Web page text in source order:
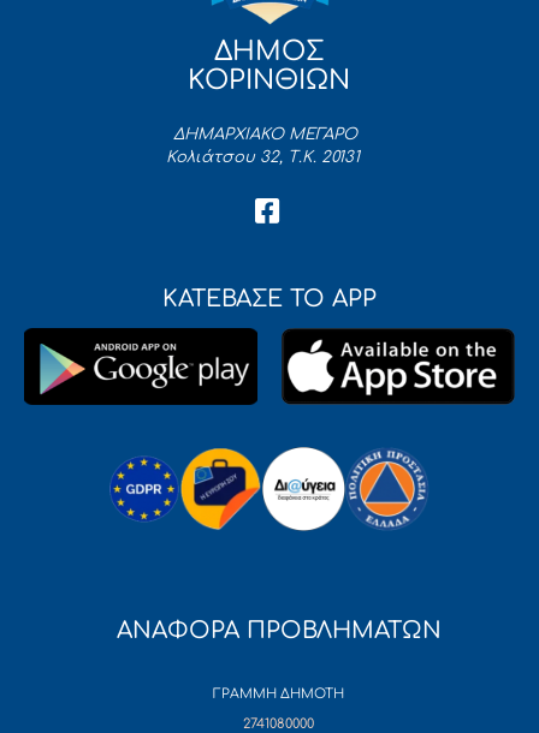
ΔΗΜΟΣ
ΚΟΡΙΝΘΙΩΝ
ΔΗΜΑΡΧΙΑΚΟ ΜΕΓΑΡΟ
Κολιάτσου 32, Τ.Κ. 20131
ΚΑΤΕΒΑΣΕ ΤΟ APP
ΑΝΑΦΟΡΑ ΠΡΟΒΛΗΜΑΤΩΝ
ΓΡΑΜΜΗ ΔΗΜΟΤΗ
2741080000